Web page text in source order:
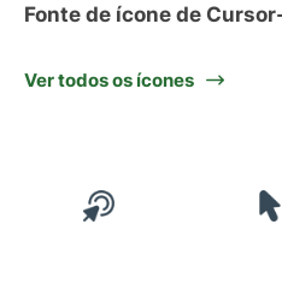
Fonte de ícone de
Ver todos os ícones